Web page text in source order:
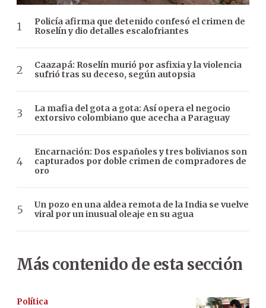
Policía afirma que detenido confesó el crimen de
Roselín y dio detalles escalofriantes
Caazapá: Roselín murió por asfixia y la violencia
sufrió tras su deceso, según autopsia
La mafia del gota a gota: Así opera el negocio
extorsivo colombiano que acecha a Paraguay
Encarnación: Dos españoles y tres bolivianos son
capturados por doble crimen de compradores de
oro
Un pozo en una aldea remota de la India se vuelve
viral por un inusual oleaje en su agua
Más contenido de esta sección
Política